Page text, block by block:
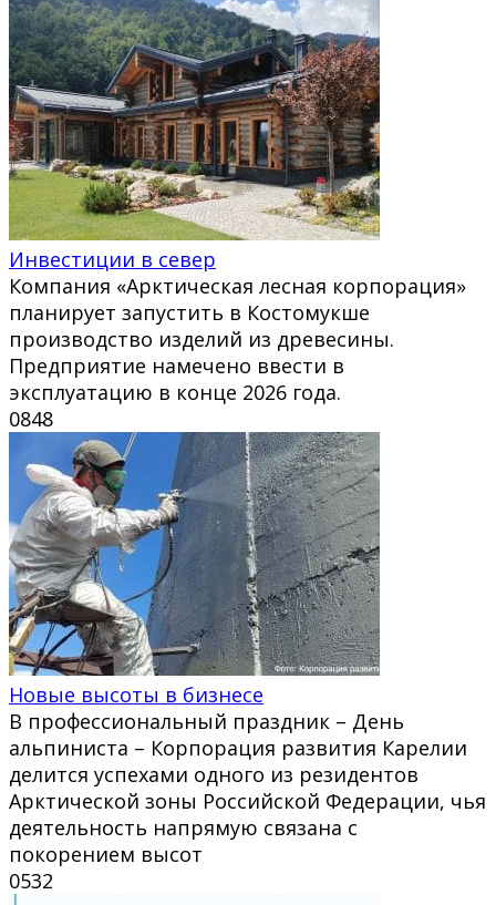
Инвестиции в север
Компания «Арктическая лесная корпорация»
планирует запустить в Костомукше
производство изделий из древесины.
Предприятие намечено ввести в
эксплуатацию в конце 2026 года.
0848
Новые высоты в бизнесе
В профессиональный праздник – День
альпиниста – Корпорация развития Карелии
делится успехами одного из резидентов
Арктической зоны Российской Федерации, чья
деятельность напрямую связана с
покорением высот
0532